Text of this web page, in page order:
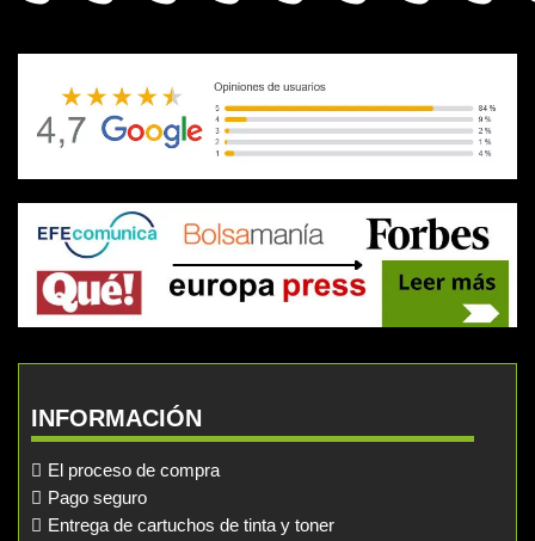
INFORMACIÓN
El proceso de compra
Pago seguro
Entrega de cartuchos de tinta y toner